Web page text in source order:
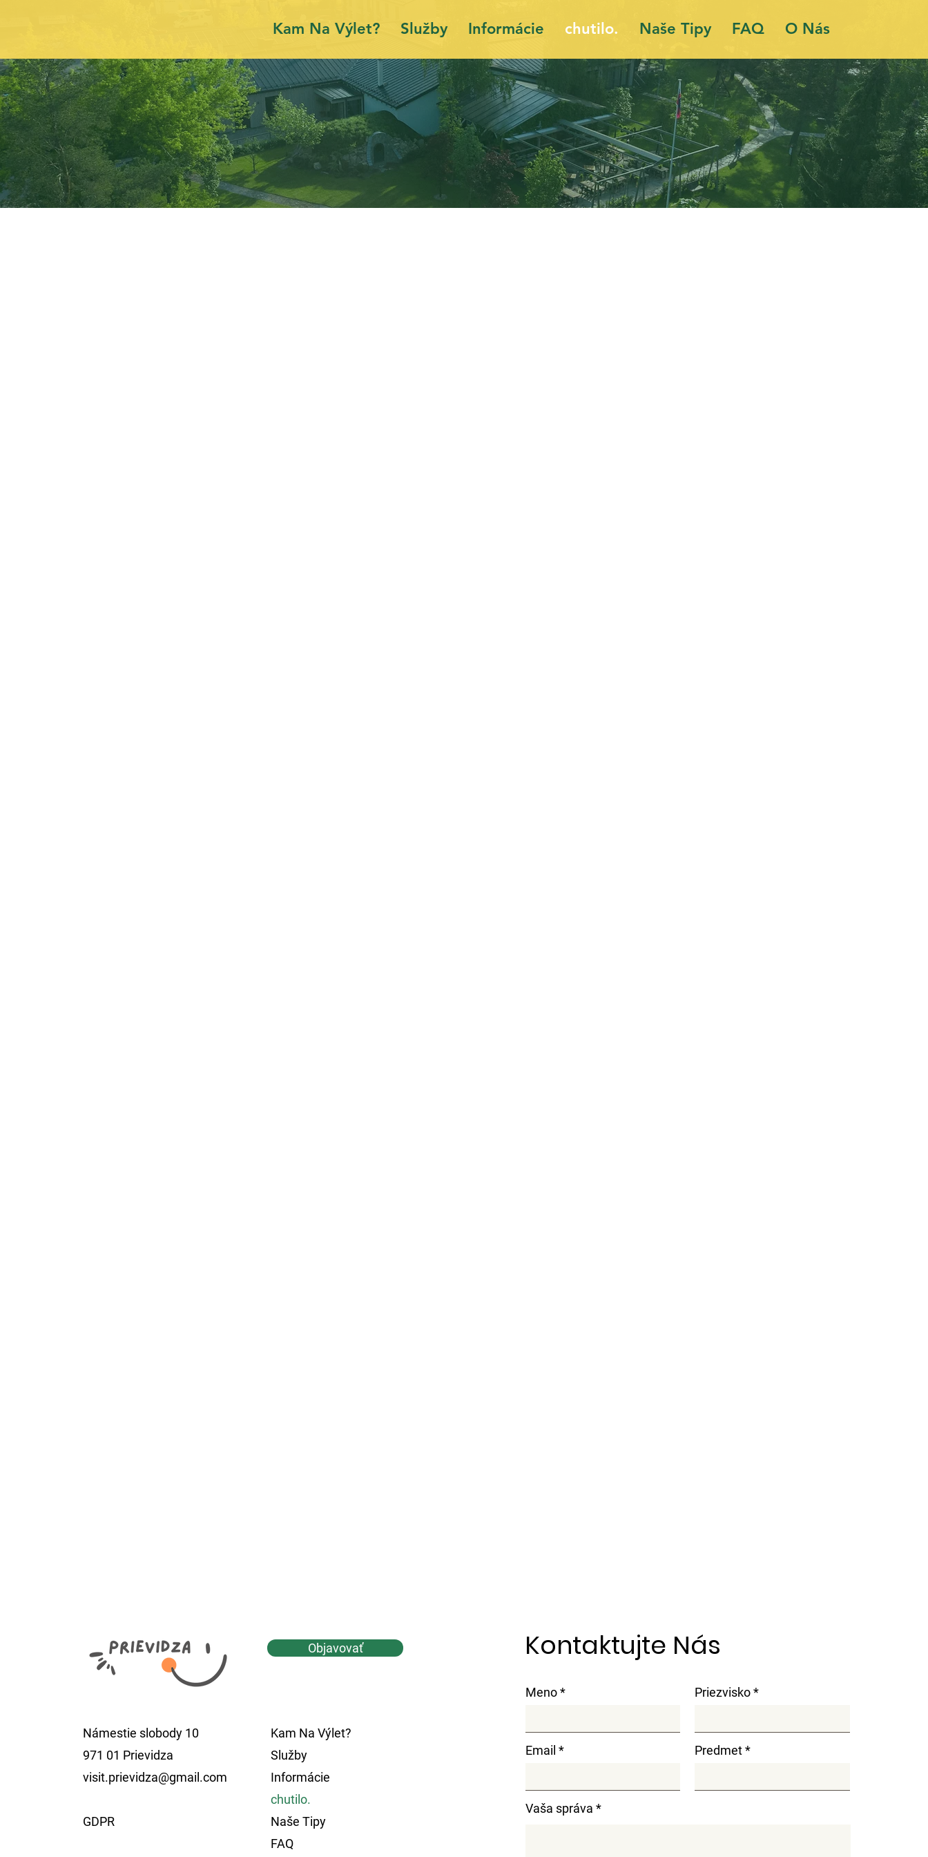
Kam Na Výlet? Služby Informácie chutilo. Naše Tipy FAQ O Nás
To naj z Bojníc
Objavovať
Námestie slobody 10
971 01 Prievidza
visit.prievidza@gmail.com
GDPR
Kam Na Výlet?
Služby
Informácie
chutilo.
Naše Tipy
FAQ
Kontaktujte Nás
Meno Priezvisko
Email Predmet
Vaša správa